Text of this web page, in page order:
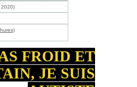
2020)
FROID ET
JE SUIS